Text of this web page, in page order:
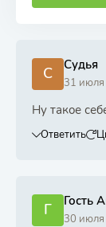
С Судья
31
Ну такое
Ответить
Г Гость
30